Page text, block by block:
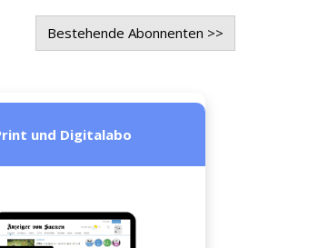
Bestehende Abonnenten >>
und Digitalabo